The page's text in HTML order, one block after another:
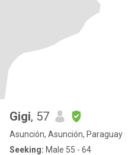
Gigi, 57
Asunción, Asunción, Paraguay
Seeking: Male 55 - 64